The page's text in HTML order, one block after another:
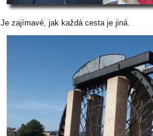
Je zajímavé, jak každá cesta je jiná.